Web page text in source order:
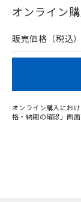
在庫等で未対
問い合わせく
オンライン
販売価格（税込）
オンライン購入にお
格・納期の確認」画